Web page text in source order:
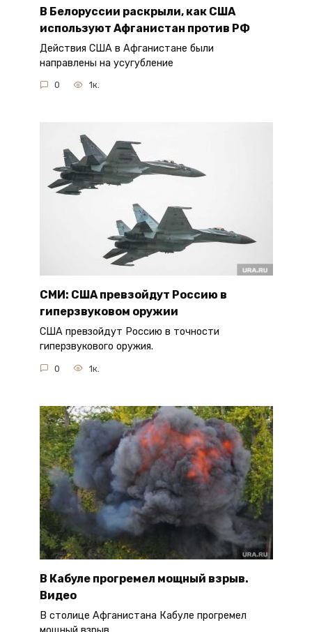
В Белоруссии раскрыли, как США
используют Афганистан против РФ
Действия США в Афганистане были
направлены на усугубление
0 1к.
СМИ: США превзойдут Россию в
гиперзвуковом оружии
США превзойдут Россию в точности
гиперзвукового оружия.
0 1к.
В Кабуле прогремел мощный взрыв.
Видео
В столице Афганистана Кабуле прогремел